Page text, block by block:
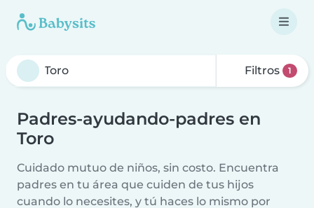
Filtros 1
Padres-ayudando-padres en
Toro
Cuidado mutuo de niños, sin costo. Encuentra
padres en tu área que cuiden de tus hijos
cuando lo necesites, y tú haces lo mismo por